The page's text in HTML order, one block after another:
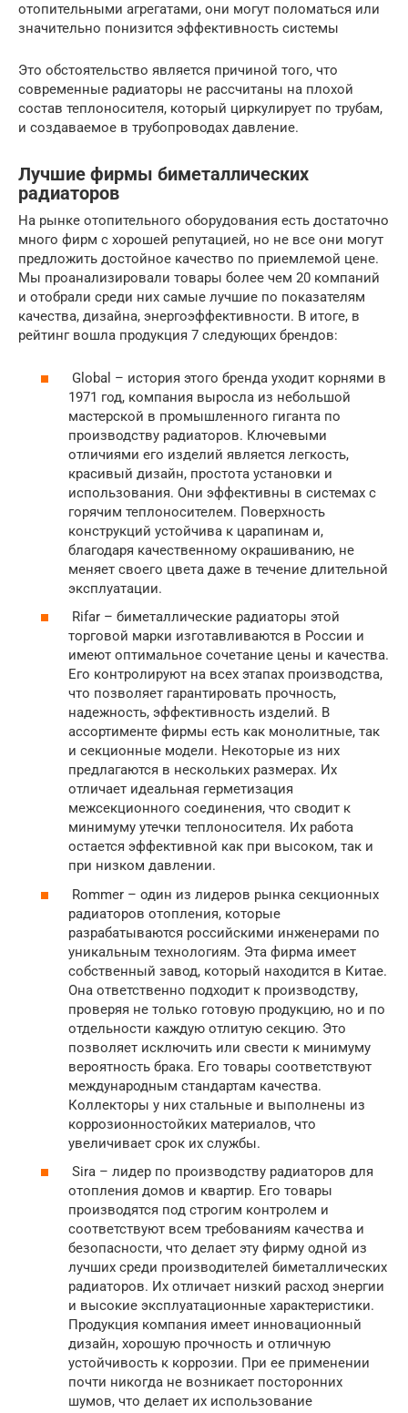
отопительными агрегатами, они могут поломаться или
значительно понизится эффективность системы
Это обстоятельство является причиной того, что
современные радиаторы не рассчитаны на плохой
состав теплоносителя, который циркулирует по трубам,
и создаваемое в трубопроводах давление.
Лучшие фирмы биметаллических
радиаторов
На рынке отопительного оборудования есть достаточно
много фирм с хорошей репутацией, но не все они могут
предложить достойное качество по приемлемой цене.
Мы проанализировали товары более чем 20 компаний
и отобрали среди них самые лучшие по показателям
качества, дизайна, энергоэффективности. В итоге, в
рейтинг вошла продукция 7 следующих брендов:
Global – история этого бренда уходит корнями в
1971 год, компания выросла из небольшой
мастерской в промышленного гиганта по
производству радиаторов. Ключевыми
отличиями его изделий является легкость,
красивый дизайн, простота установки и
использования. Они эффективны в системах с
горячим теплоносителем. Поверхность
конструкций устойчива к царапинам и,
благодаря качественному окрашиванию, не
меняет своего цвета даже в течение длительной
эксплуатации.
Rifar – биметаллические радиаторы этой
торговой марки изготавливаются в России и
имеют оптимальное сочетание цены и качества.
Его контролируют на всех этапах производства,
что позволяет гарантировать прочность,
надежность, эффективность изделий. В
ассортименте фирмы есть как монолитные, так
и секционные модели. Некоторые из них
предлагаются в нескольких размерах. Их
отличает идеальная герметизация
межсекционного соединения, что сводит к
минимуму утечки теплоносителя. Их работа
остается эффективной как при высоком, так и
при низком давлении.
Rommer – один из лидеров рынка секционных
радиаторов отопления, которые
разрабатываются российскими инженерами по
уникальным технологиям. Эта фирма имеет
собственный завод, который находится в Китае.
Она ответственно подходит к производству,
проверяя не только готовую продукцию, но и по
отдельности каждую отлитую секцию. Это
позволяет исключить или свести к минимуму
вероятность брака. Его товары соответствуют
международным стандартам качества.
Коллекторы у них стальные и выполнены из
коррозионностойких материалов, что
увеличивает срок их службы.
Sira – лидер по производству радиаторов для
отопления домов и квартир. Его товары
производятся под строгим контролем и
соответствуют всем требованиям качества и
безопасности, что делает эту фирму одной из
лучших среди производителей биметаллических
радиаторов. Их отличает низкий расход энергии
и высокие эксплуатационные характеристики.
Продукция компания имеет инновационный
дизайн, хорошую прочность и отличную
устойчивость к коррозии. При ее применении
почти никогда не возникает посторонних
шумов, что делает их использование